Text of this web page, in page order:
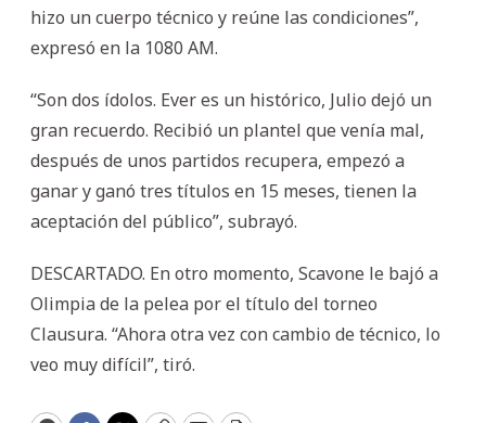
hizo un cuerpo técnico y reúne las condiciones”,
expresó en la 1080 AM.
“Son dos ídolos. Ever es un histórico, Julio dejó un
gran recuerdo. Recibió un plantel que venía mal,
después de unos partidos recupera, empezó a
ganar y ganó tres títulos en 15 meses, tienen la
aceptación del público”, subrayó.
DESCARTADO. En otro momento, Scavone le bajó a
Olimpia de la pelea por el título del torneo
Clausura. “Ahora otra vez con cambio de técnico, lo
veo muy difícil”, tiró.